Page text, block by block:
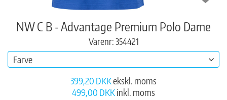
NW C B - Advantage Premium Polo Dame
Varenr: 354421
Farve
399,20 DKKekskl. moms
499,00 DKKinkl. moms